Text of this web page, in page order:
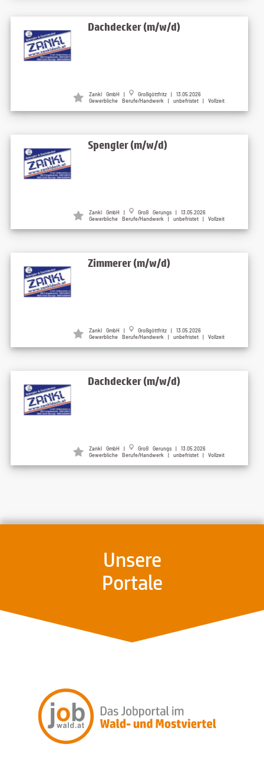
Dachdecker (m/w/d)
Zankl GmbH |
Großgöttfritz | 13.05.2026
Gewerbliche Berufe/Handwerk | unbefristet | Vollzeit
Spengler (m/w/d)
Zankl GmbH |
Groß Gerungs | 13.05.2026
Gewerbliche Berufe/Handwerk | unbefristet | Vollzeit
Zimmerer (m/w/d)
Zankl GmbH |
Großgöttfritz | 13.05.2026
Gewerbliche Berufe/Handwerk | unbefristet | Vollzeit
Dachdecker (m/w/d)
Zankl GmbH |
Groß Gerungs | 13.05.2026
Gewerbliche Berufe/Handwerk | unbefristet | Vollzeit
Unsere
Portale